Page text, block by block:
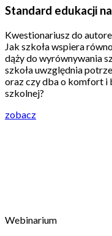
Standard edukacji
Kwestionariusz do
Jak szkoła wspiera
dąży do wyrównywania
szkoła uwzględnia
oraz czy dba o komfort i
szkolnej?
zobacz
Webinarium